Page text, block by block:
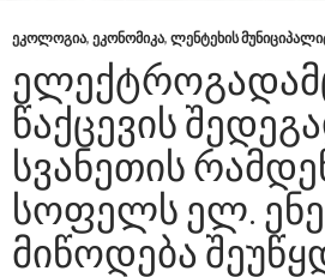
ᲔᲙᲝᲚᲝᲒᲘᲐ, ᲔᲙᲝᲜᲝᲛᲘᲙᲐ, ᲚᲔᲜᲢᲔᲮᲘᲡ
ᲬᲐᲥᲪᲔᲕᲘᲡ
ᲡᲕᲐᲜᲔᲗᲘᲡ
ᲡᲝᲤᲔᲚᲡ ᲔᲚ.
ᲛᲘᲬᲝᲓᲔᲑᲐ